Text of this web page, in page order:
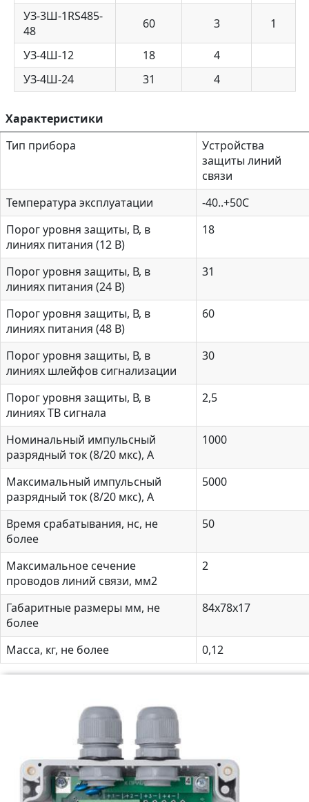
УЗ-3Ш-1RS485-
48
60 3 1
УЗ-4Ш-12 18
4
УЗ-4Ш-24
31 4
Характеристики
Тип прибора
Устройства
защиты линий
связи
Температура эксплуатации
-40..+50С
Порог уровня защиты, В, в
линиях питания (12 В)
18
Порог уровня защиты, В, в
линиях питания (24 В)
31
Порог уровня защиты, В, в
линиях питания (48 В)
60
Порог уровня защиты, В, в
линиях шлейфов сигнализации
30
Порог уровня защиты, В, в
линиях ТВ сигнала
2,5
Номинальный импульсный
разрядный ток (8/20 мкс), А
1000
Максимальный импульсный
разрядный ток (8/20 мкс), А
5000
Время срабатывания, нс, не
более
50
Максимальное сечение
проводов линий связи, мм2
2
Габаритные размеры мм, не
более
84х78х17
Масса, кг, не более 0,12